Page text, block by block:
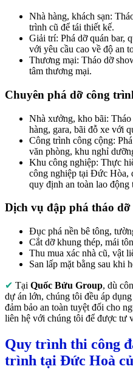
Nhà hàng, khách sạn:
trình cũ để tái thiết kế.
Giải trí: Phá dỡ quán bar,
với yêu cầu cao về độ an
Thương mại: Tháo dỡ
tâm thương mại.
Chuyên phá dỡ công
Nhà xưởng, kho bãi:
hàng, gara, bãi đỗ xe với
Công trình công cộng:
văn phòng, khu nghỉ
Khu công nghiệp: Thực
công nghiệp tại Đức Hòa,
quy định an toàn lao động
Dịch vụ đập phá tháo
Đục phá nền bê tông,
Cắt dỡ khung thép, mái
Thu mua xác nhà cũ, vật
San lấp mặt bằng sau khi
✔ Tại Quốc Bửu Group, dù
dự án lớn, chúng tôi đều áp
đảm bảo an toàn tuyệt đối cho
liên hệ với chúng tôi để được tư
Quy trình thi công
trình tại Đức Hoà